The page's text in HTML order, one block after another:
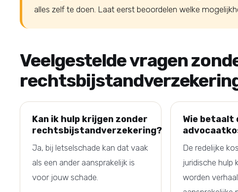
alles zelf te doen. Laat eerst beoordelen welke
Veelgestelde vragen
Kan ik hulp krijgen zonder
rechtsbijstandverzekering?
Ja, bij letselschade kan dat vaak
als een ander aansprakelijk is
voor jouw schade.
Wie betaalt
De redelijke
juridische hulp
worden